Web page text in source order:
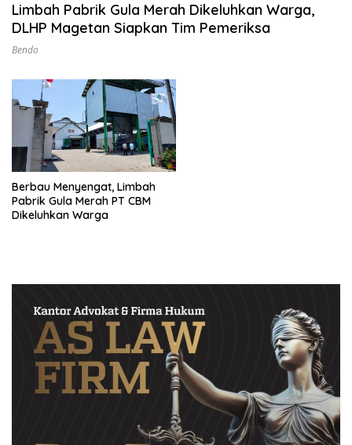
Limbah Pabrik Gula Merah Dikeluhkan Warga,
DLHP Magetan Siapkan Tim Pemeriksa
Bendo
Berbau Menyengat, Limbah
Pabrik Gula Merah PT CBM
Dikeluhkan Warga